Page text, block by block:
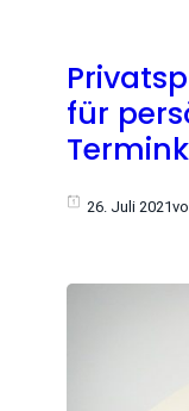
für
26. Juli 2021